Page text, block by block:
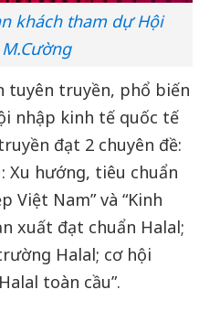
khách tham dự Hội
tuyên truyền, phổ biến
nhập kinh tế quốc tế
đạt 2 chuyên đề:
Xu hướng, tiêu chuẩn
Việt Nam” và “Kinh
xuất đạt chuẩn Halal;
Halal; cơ hội
toàn cầu”.